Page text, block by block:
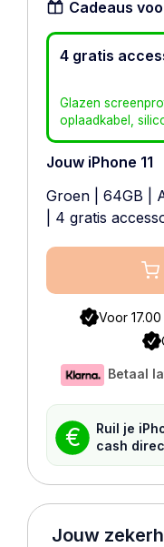
Cadeaus
4 gratis
Glazen
oplaadkabel,
Jouw iPhone 11
Groen
64GB
| 4 gratis
Voor
Betaal
€
Ruil je
cash
Jouw